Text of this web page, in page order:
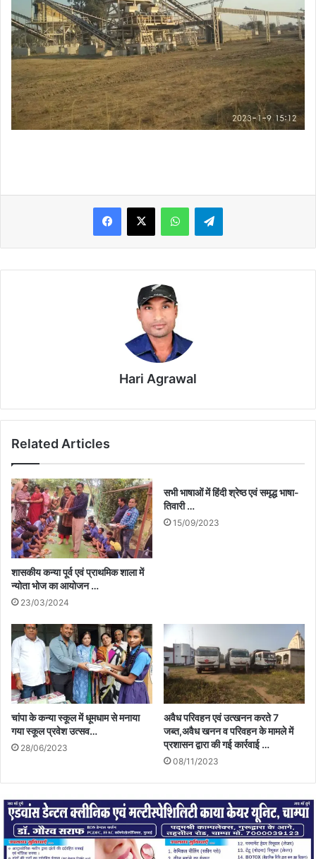
WhatsAppTelegram
Hari Agrawal
Related Articles
शासकीय कन्या पूर्व एवं प्राथमिक शाला में
न्योता भोज का आयोजन …
23/03/2024
सभी भाषाओं में हिंदी श्रेष्ठ एवं समृद्ध भाषा-
तिवारी …
15/09/2023
चांपा के कन्या स्कूल में धूमधाम से मनाया
गया स्कूल प्रवेश उत्सव…
28/06/2023
अवैध परिवहन एवं उत्खनन करते 7
जब्त,अवैध खनन व परिवहन के मामले में
प्रशासन द्वारा की गई कार्रवाई …
08/11/2023